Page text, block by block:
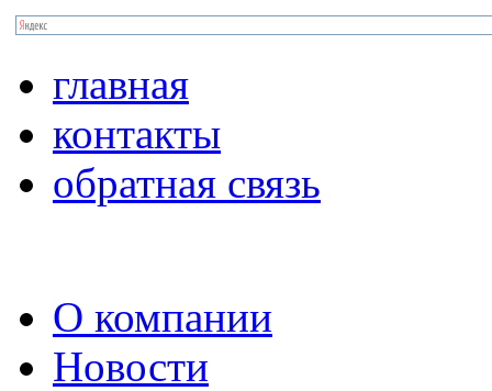
главная
контакты
обратная связь
О компании
Новости